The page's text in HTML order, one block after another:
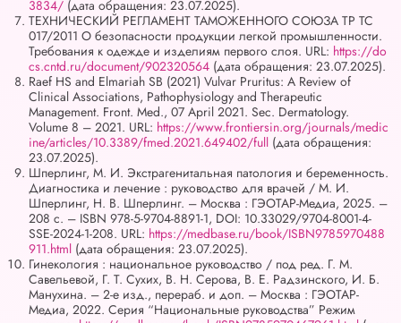
3834/ (дата обращения: 23.07.2025).
ТЕХНИЧЕСКИЙ РЕГЛАМЕНТ ТАМОЖЕННОГО СОЮЗА ТР ТС
017/2011 О безопасности продукции легкой промышленности.
Требования к одежде и изделиям первого слоя. URL: https://do
cs.cntd.ru/document/902320564 (дата обращения: 23.07.2025).
Raef HS and Elmariah SB (2021) Vulvar Pruritus: A Review of
Clinical Associations, Pathophysiology and Therapeutic
Management. Front. Med., 07 April 2021. Sec. Dermatology.
Volume 8 – 2021. URL: https://www.frontiersin.org/journals/medic
ine/articles/10.3389/fmed.2021.649402/full (дата обращения:
23.07.2025).
Шперлинг, М. И. Экстрагенитальная патология и беременность.
Диагностика и лечение : руководство для врачей / М. И.
Шперлинг, Н. В. Шперлинг. – Москва : ГЭОТАР-Медиа, 2025. –
208 с. – ISBN 978-5-9704-8891-1, DOI: 10.33029/9704-8001-4-
SSE-2024-1-208. URL: https://medbase.ru/book/ISBN9785970488
911.html (дата обращения: 23.07.2025).
Гинекология : национальное руководство / под ред. Г. М.
Савельевой, Г. Т. Сухих, В. Н. Серова, В. Е. Радзинского, И. Б.
Манухина. – 2-е изд., перераб. и доп. – Москва : ГЭОТАР-
Медиа, 2022. Серия “Национальные руководства” Режим